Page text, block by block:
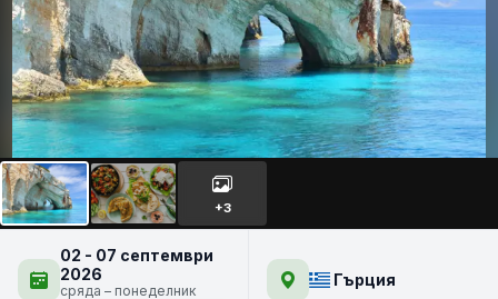
Остров Закинтос за
напреднали+3
02 - 07 септември
2026
сряда – понеделник
Гърция